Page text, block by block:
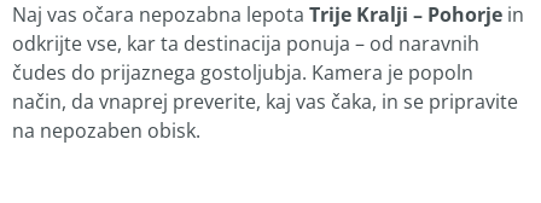
Naj vas očara nepozabna lepota Trije Kralji – Pohorje in
odkrijte vse, kar ta destinacija ponuja – od naravnih
čudes do prijaznega gostoljubja. Kamera je popoln
način, da vnaprej preverite, kaj vas čaka, in se pripravite
na nepozaben obisk.